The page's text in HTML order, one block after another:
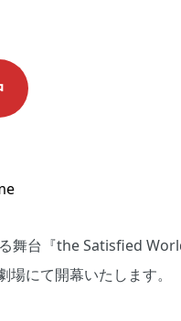
る舞台『the Satisfied
にて開幕いたします。